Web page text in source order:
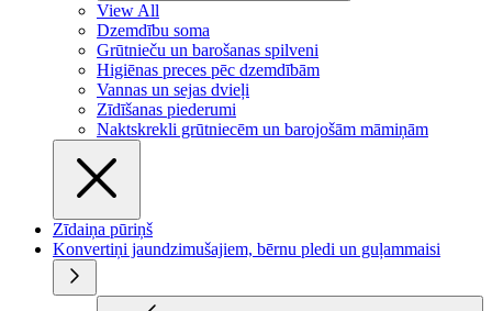
View All
Dzemdību soma
Grūtnieču un barošanas spilveni
Higiēnas preces pēc dzemdībām
Vannas un sejas dvieļi
Zīdīšanas piederumi
Naktskrekli grūtniecēm un barojošām māmiņām
Zīdaiņa pūriņš
Konvertiņi jaundzimušajiem, bērnu pledi un guļammaisi